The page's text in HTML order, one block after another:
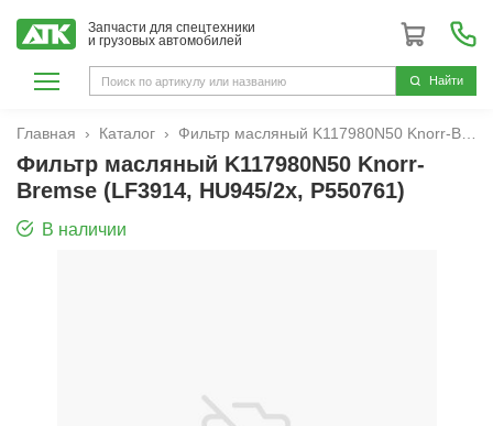
Запчасти для спецтехники
и грузовых автомобилей
Hайти
Главная Каталог Фильтр масляный K117980N50 Knorr-Bremse (LF3914, HU945/2x, P550761)
Фильтр масляный K117980N50 Knorr-
Bremse (LF3914, HU945/2x, P550761)
В наличии